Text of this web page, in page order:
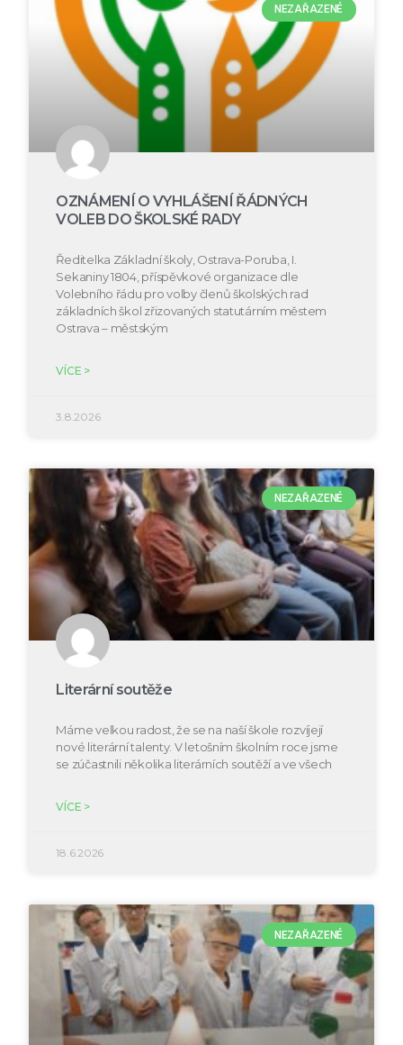
NEZAŘAZENÉ
OZNÁMENÍ O VYHLÁŠENÍ ŘÁDNÝCH
VOLEB DO ŠKOLSKÉ RADY
Ředitelka Základní školy, Ostrava-Poruba, I.
Sekaniny 1804, příspěvkové organizace dle
Volebního řádu pro volby členů školských rad
základních škol zřizovaných statutárním městem
Ostrava – městským
VÍCE >
3.8.2026
NEZAŘAZENÉ
Literární soutěže
Máme velkou radost, že se na naší škole rozvíjejí
nové literární talenty. V letošním školním roce jsme
se zúčastnili několika literárních soutěží a ve všech
VÍCE >
18.6.2026
NEZAŘAZENÉ